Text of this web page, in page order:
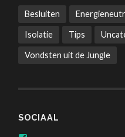
Besluiten
Isolatie Tips
Vondsten uit de Jungle
SOCIAAL